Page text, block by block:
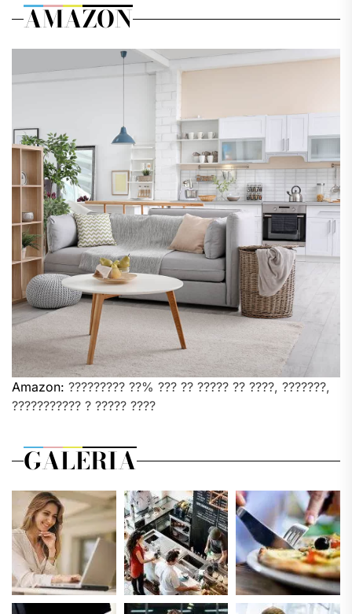
AMAZON
Amazon: ????????? ??% ??? ?? ????? ?? ????, ???????,
??????????? ? ????? ????
GALERIA